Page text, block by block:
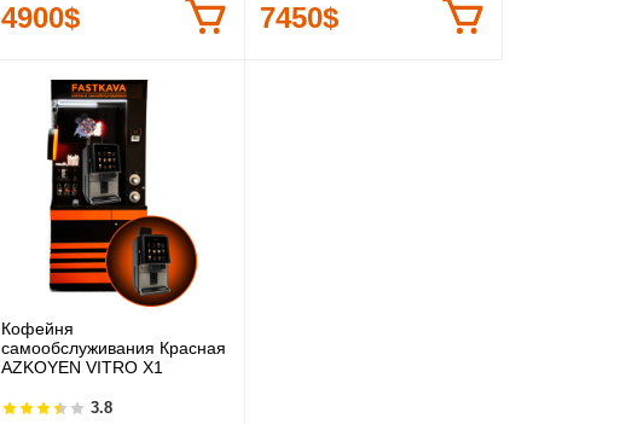
4900$ 7450$
Кофейня
самообслуживания Красная
AZKOYEN VITRO X1
3.8